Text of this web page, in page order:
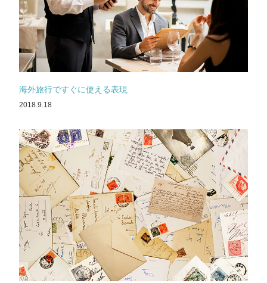
海外旅行ですぐに使える表現
2018.9.18